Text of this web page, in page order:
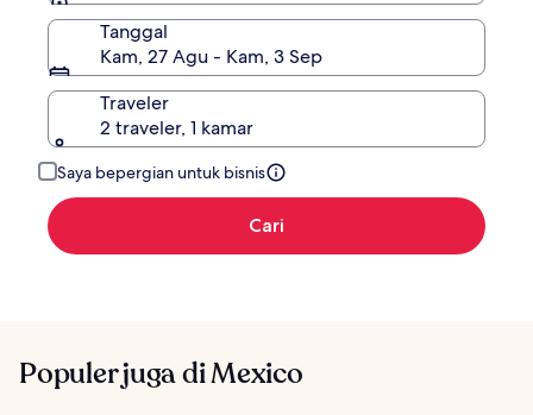
Tanggal
Kam, 27 Agu - Kam, 3 Sep
Traveler
2 traveler, 1 kamar
Saya bepergian untuk bisnis
Cari
Populer juga di Mexico